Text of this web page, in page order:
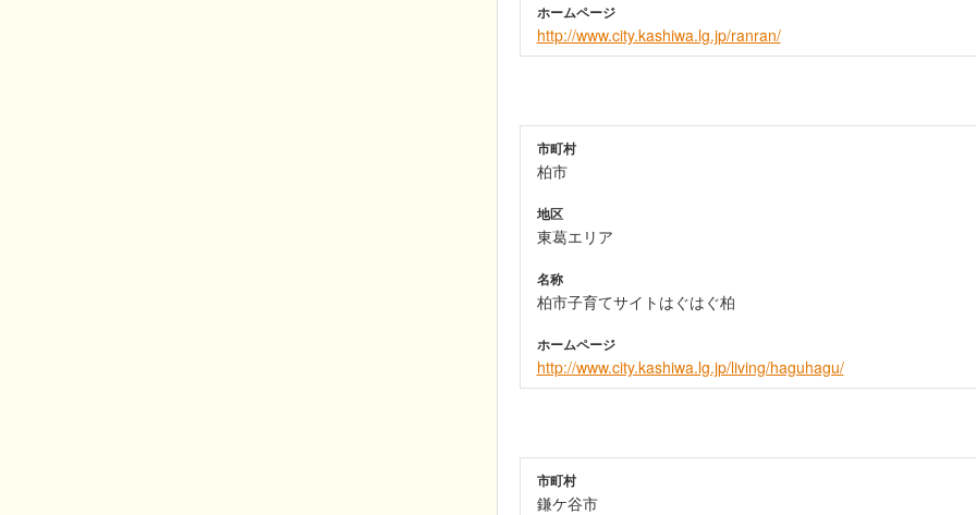
ホームページ
http://www.city.kashiwa.lg.jp/ranran/
市町村
柏市
地区
東葛エリア
名称
柏市子育てサイトはぐはぐ柏
ホームページ
http://www.city.kashiwa.lg.jp/living/haguhagu/
市町村
鎌ケ谷市